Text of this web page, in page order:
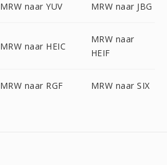
MRW naar YUV MRW naar JBG
MRW naar HEIC
MRW naar
HEIF
MRW naar RGF MRW naar SIX